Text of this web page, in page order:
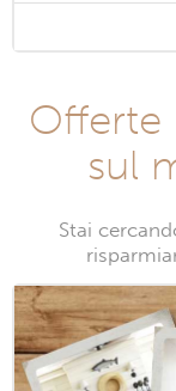
Offerte
sul
Stai